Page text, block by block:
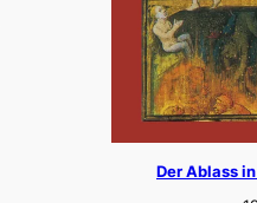
Der Ablass